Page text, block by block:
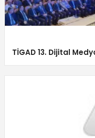
TİGAD 13. Dijital